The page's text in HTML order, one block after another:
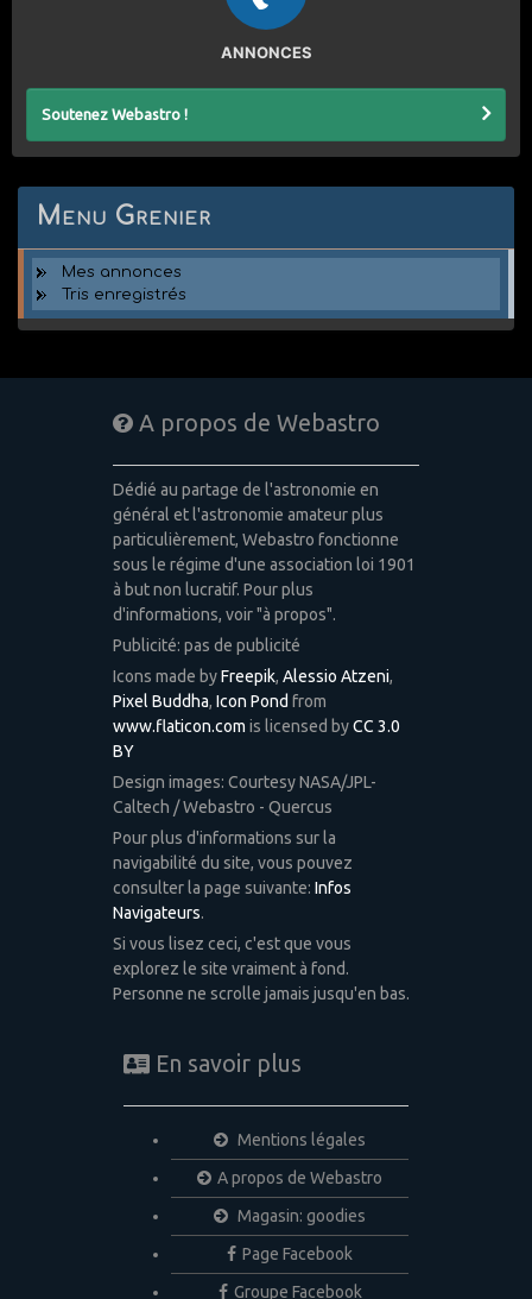
ANNONCES
Soutenez Webastro !
Menu Grenier
Mes annonces
Tris enregistrés
A propos de Webastro
Dédié au partage de l'astronomie en
général et l'astronomie amateur plus
particulièrement, Webastro fonctionne
sous le régime d'une association loi 1901
à but non lucratif. Pour plus
d'informations, voir "à propos".
Publicité: pas de publicité
Icons made byFreepik, Alessio Atzeni,
Pixel Buddha, Icon Pond from
www.flaticon.com is licensed byCC 3.0
BY
Design images: Courtesy NASA/JPL-
Caltech / Webastro - Quercus
Pour plus d'informations sur la
navigabilité du site, vous pouvez
consulter la page suivante: Infos
Navigateurs.
Si vous lisez ceci, c'est que vous
explorez le site vraiment à fond.
Personne ne scrolle jamais jusqu'en bas.
En savoir plus
Mentions légales
A propos de Webastro
Magasin: goodies
Page Facebook
Groupe Facebook